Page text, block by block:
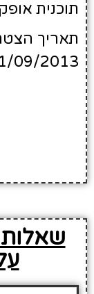
תוכנית
תאריך
09/2013
שאלות